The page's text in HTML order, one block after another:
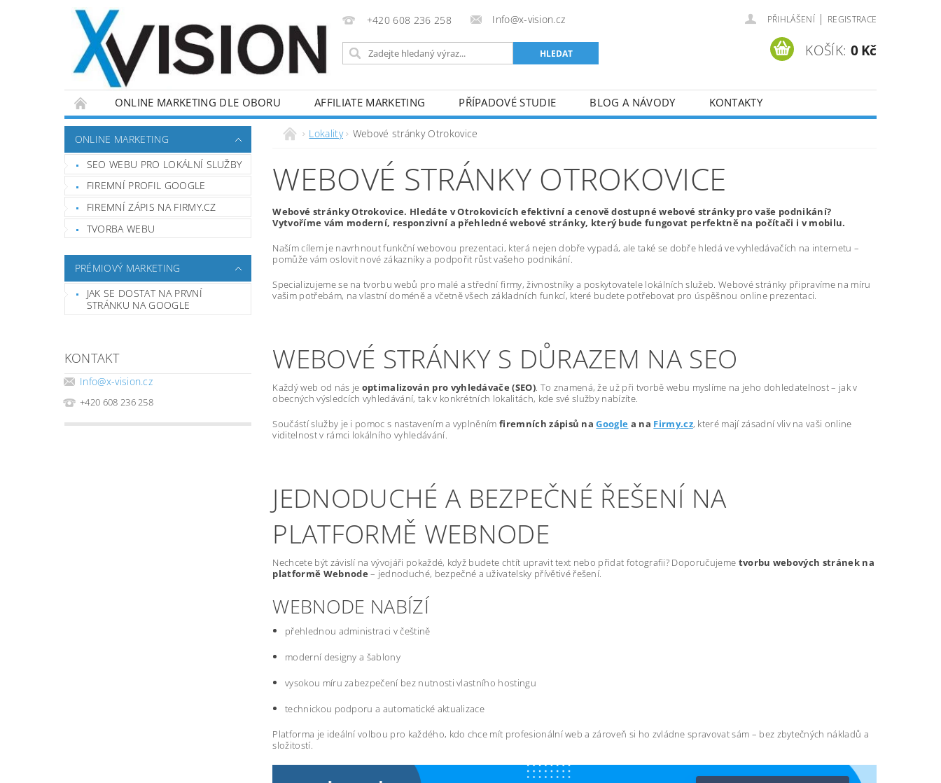
+420 608 236 258 Info@x-vision.cz PŘIHLÁŠENÍ | REGISTRACE
KOŠÍK: 0 Kč
ONLINE MARKETING DLE OBORU AFFILIATE MARKETING PŘÍPADOVÉ STUDIE BLOG A NÁVODY KONTAKTY
ONLINE MARKETING
SEO WEBU PRO LOKÁLNÍ SLUŽBY
FIREMNÍ PROFIL GOOGLE
FIREMNÍ ZÁPIS NA FIRMY.CZ
TVORBA WEBU
PRÉMIOVÝ MARKETING
JAK SE DOSTAT NA PRVNÍ
STRÁNKU NA GOOGLE
KONTAKT
Info@x-vision.cz
+420 608 236 258
Lokality Webové stránky Otrokovice
WEBOVÉ STRÁNKY OTROKOVICE
Webové stránky Otrokovice. Hledáte v Otrokovicích efektivní a cenově dostupné webové stránky pro vaše podnikání?
Vytvoříme vám moderní, responzivní a přehledné webové stránky, který bude fungovat perfektně na počítači i v mobilu.
Naším cílem je navrhnout funkční webovou prezentaci, která nejen dobře vypadá, ale také se dobře hledá ve vyhledávačích na internetu –
pomůže vám oslovit nové zákazníky a podpořit růst vašeho podnikání.
Specializujeme se na tvorbu webů pro malé a střední firmy, živnostníky a poskytovatele lokálních služeb. Webové stránky připravíme na míru
vašim potřebám, na vlastní doméně a včetně všech základních funkcí, které budete potřebovat pro úspěšnou online prezentaci.
WEBOVÉ STRÁNKY S DŮRAZEM NA SEO
Každý web od nás je optimalizován pro vyhledávače (SEO). To znamená, že už při tvorbě webu myslíme na jeho dohledatelnost – jak v
obecných výsledcích vyhledávání, tak v konkrétních lokalitách, kde své služby nabízíte.
Součástí služby je i pomoc s nastavením a vyplněnímfiremních zápisů naGoogle a na Firmy.cz, které mají zásadní vliv na vaši online
viditelnost v rámci lokálního vyhledávání.
JEDNODUCHÉ A BEZPEČNÉ ŘEŠENÍ NA
PLATFORMĚ WEBNODE
Nechcete být závislí na vývojáři pokaždé, když budete chtít upravit text nebo přidat fotografii? Doporučujeme tvorbu webových stránek na
platformě Webnode – jednoduché, bezpečné a uživatelsky přívětivé řešení.
WEBNODE NABÍZÍ
přehlednou administraci v češtině
moderní designy a šablony
vysokou míru zabezpečení bez nutnosti vlastního hostingu
technickou podporu a automatické aktualizace
Platforma je ideální volbou pro každého, kdo chce mít profesionální web a zároveň si ho zvládne spravovat sám – bez zbytečných nákladů a
složitostí.